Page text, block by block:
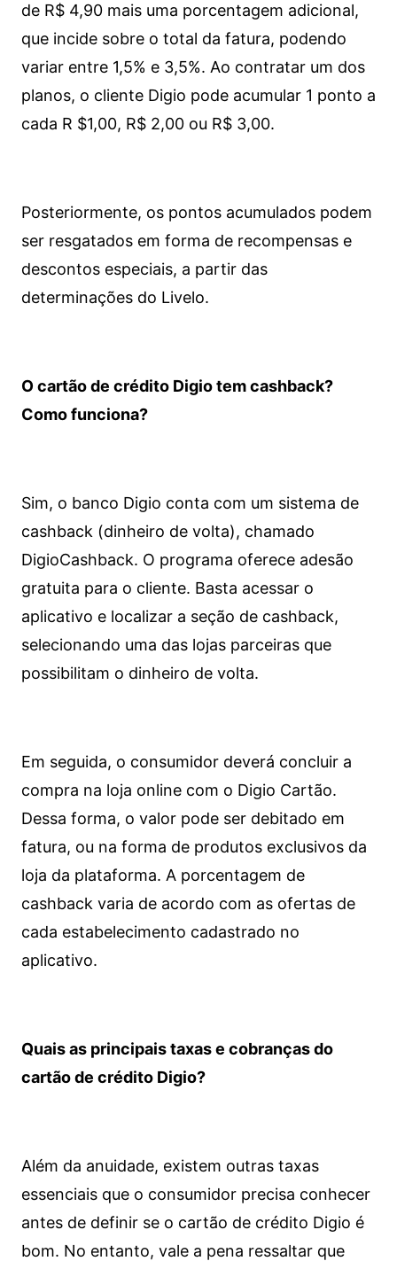
de R$ 4,90 mais uma porcentagem adicional,
que incide sobre o total da fatura, podendo
variar entre 1,5% e 3,5%. Ao contratar um dos
planos, o cliente Digio pode acumular 1 ponto a
cada R $1,00, R$ 2,00 ou R$ 3,00.
Posteriormente, os pontos acumulados podem
ser resgatados em forma de recompensas e
descontos especiais, a partir das
determinações do Livelo.
O cartão de crédito Digio tem cashback?
Como funciona?
Sim, o banco Digio conta com um sistema de
cashback (dinheiro de volta), chamado
DigioCashback. O programa oferece adesão
gratuita para o cliente. Basta acessar o
aplicativo e localizar a seção de cashback,
selecionando uma das lojas parceiras que
possibilitam o dinheiro de volta.
Em seguida, o consumidor deverá concluir a
compra na loja online com o Digio Cartão.
Dessa forma, o valor pode ser debitado em
fatura, ou na forma de produtos exclusivos da
loja da plataforma. A porcentagem de
cashback varia de acordo com as ofertas de
cada estabelecimento cadastrado no
aplicativo.
Quais as principais taxas e cobranças do
cartão de crédito Digio?
Além da anuidade, existem outras taxas
essenciais que o consumidor precisa conhecer
antes de definir se o cartão de crédito Digio é
bom. No entanto, vale a pena ressaltar que